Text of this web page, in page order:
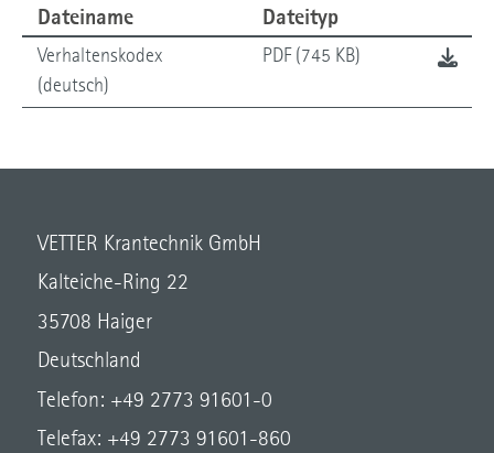
Dateiname Dateityp
Verhaltenskodex
(deutsch)
PDF (745 KB)
VETTER Krantechnik GmbH
Kalteiche-Ring 22
35708 Haiger
Deutschland
Telefon: +49 2773 91601-0
Telefax: +49 2773 91601-860